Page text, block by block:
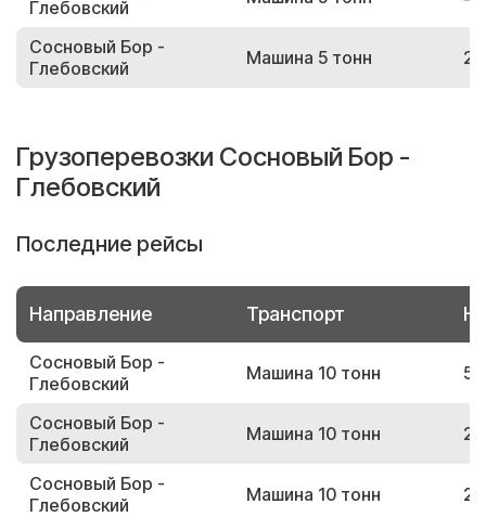
Глебовский
Сосновый Бор -
Глебовский
Машина 5 тонн
Грузоперевозки Сосновый Бор -
Глебовский
Последние рейсы
Направление Транспорт
Сосновый Бор -
Глебовский
Машина 10 тонн
Сосновый Бор -
Глебовский
Машина 10 тонн
Сосновый Бор -
Глебовский
Машина 10 тонн